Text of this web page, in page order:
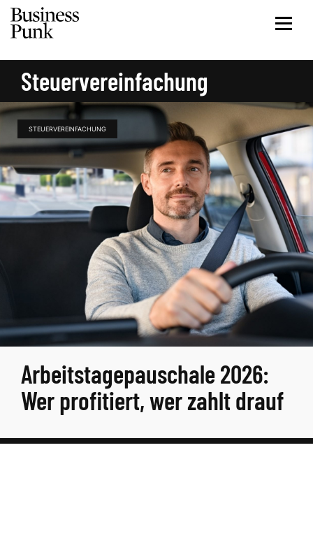
Steuervereinfachung
STEUERVEREINFACHUNG
Arbeitstagepauschale 2026:
Wer profitiert, wer zahlt drauf